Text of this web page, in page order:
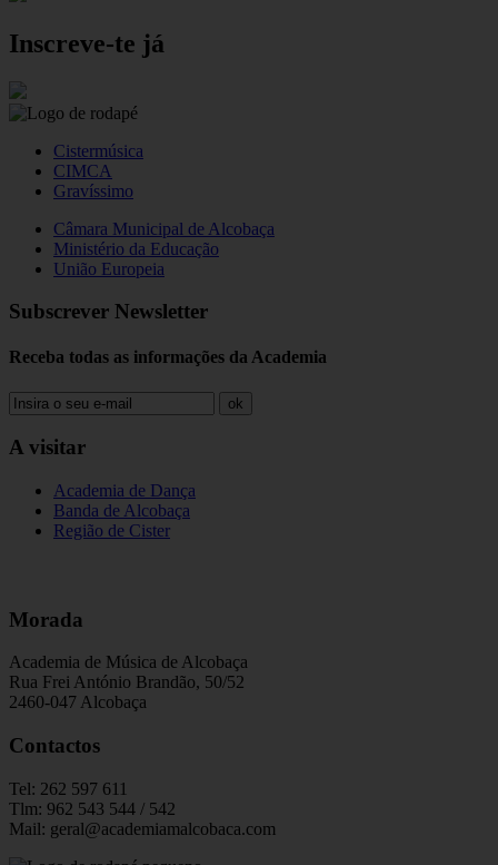
Inscreve-te já
Cistermúsica
CIMCA
Gravíssimo
Câmara Municipal de Alcobaça
Ministério da Educação
União Europeia
Subscrever Newsletter
Receba todas as informações da Academia
ok
A visitar
Academia de Dança
Banda de Alcobaça
Região de Cister
Morada
Academia de Música de Alcobaça
Rua Frei António Brandão, 50/52
2460-047 Alcobaça
Contactos
Tel: 262 597 611
Tlm: 962 543 544 / 542
Mail: geral@academiamalcobaca.com